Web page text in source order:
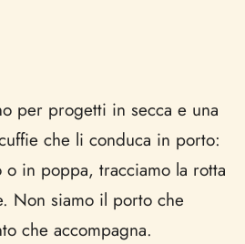
per progetti in secca e una
che li conduca in porto:
in poppa, tracciamo la rotta
Non siamo il porto che
che accompagna.